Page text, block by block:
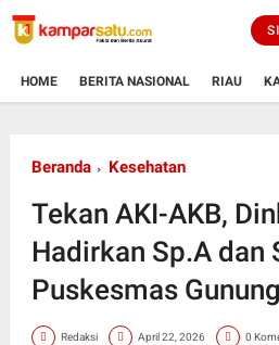
HOME BERITA NASIONAL RIAU
Beranda Kesehatan
Tekan AKI-AKB,
Hadirkan Sp.A dan
Puskesmas
Redaksi April 22, 2026 0